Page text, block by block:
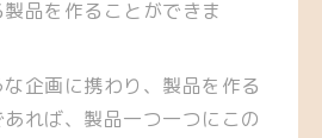
品を作ることができま
企画に携わり、製品を作る
れば、製品一つ一つにこの